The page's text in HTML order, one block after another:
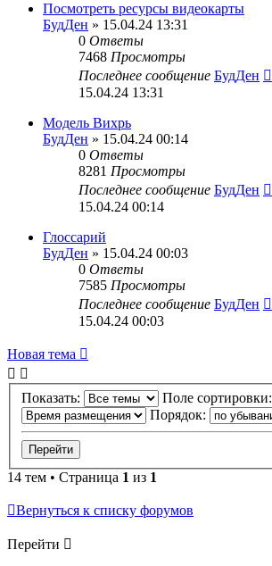
Посмотреть ресурсы видеокарты
БудДен » 15.04.24 13:31
0 Ответы
7468 Просмотры
Последнее сообщение БудДен
15.04.24 13:31
Модель Вихрь
БудДен » 15.04.24 00:14
0 Ответы
8281 Просмотры
Последнее сообщение БудДен
15.04.24 00:14
Глоссарий
БудДен » 15.04.24 00:03
0 Ответы
7585 Просмотры
Последнее сообщение БудДен
15.04.24 00:03
Новая тема
Показать:
Поле сортировки:
Порядок:
14 тем • Страница 1 из 1
Вернуться к списку форумов
Перейти